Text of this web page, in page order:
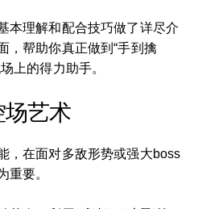
本理解和配合技巧做了详尽介
，帮助你真正做到“手到擒
上的得力助手。
场艺术
，在面对多敌形势或强大boss
重要。